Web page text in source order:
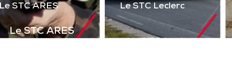
Le STC ARES
Le STC ARES
Le STC Leclerc